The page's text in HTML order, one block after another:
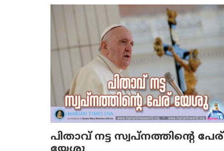
പിതാവ് നട്ട സ്വപ്നത്തിന്റെ പേര്